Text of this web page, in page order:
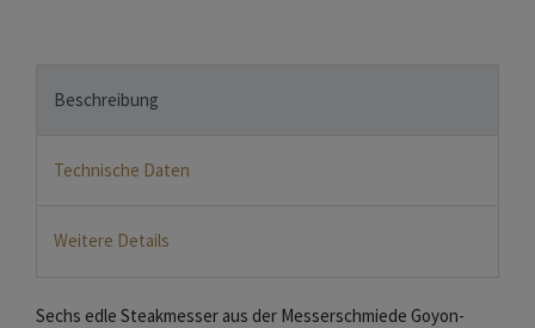
Beschreibung
Technische Daten
Weitere Details
Sechs edle Steakmesser aus der Messerschmiede Goyon-